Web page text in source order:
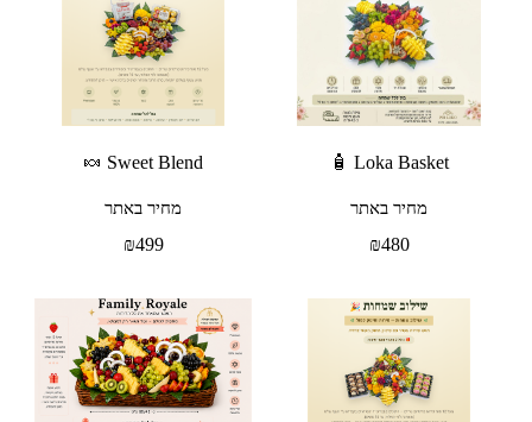
Loka Basket 🧴
מחיר באתר
₪480
Sweet Blend 🍬
מחיר באתר
₪499